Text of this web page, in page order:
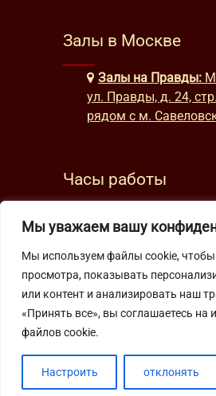
Мы уважаем вашу
Мы используем файлы cookie,
просмотра, показывать
или контент и анализировать наш
«Принять все», вы соглашаетесь на
файлов cookie.
Настроить отклонять
Залы в Москве
Залы на Правды:
ул. Правды, д. 24,
рядом с м.
Часы работы
выходные: с 10:00
Подпишитесь на нашу